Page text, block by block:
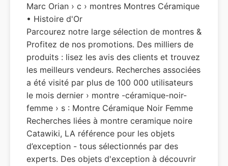
Marc Orian › c › montres Montres Céramique
• Histoire d'Or
Parcourez notre large sélection de montres &
Profitez de nos promotions. Des milliers de
produits : lisez les avis des clients et trouvez
les meilleurs vendeurs. Recherches associées
a été visité par plus de 100 000 utilisateurs
le mois dernier › montre -céramique-noir-
femme › s : Montre Céramique Noir Femme
Recherches liées à montre ceramique noire
Catawiki, LA référence pour les objets
d’exception - tous sélectionnés par des
experts. Des objets d'exception à découvrir